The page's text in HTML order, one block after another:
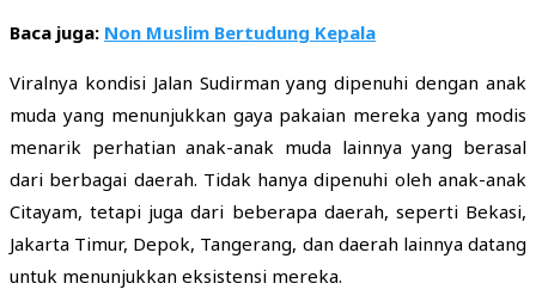
Baca juga: Non Muslim Bertudung Kepala
Viralnya kondisi Jalan Sudirman yang dipenuhi dengan anak
muda yang menunjukkan gaya pakaian mereka yang modis
menarik perhatian anak-anak muda lainnya yang berasal
dari berbagai daerah. Tidak hanya dipenuhi oleh anak-anak
Citayam, tetapi juga dari beberapa daerah, seperti Bekasi,
Jakarta Timur, Depok, Tangerang, dan daerah lainnya datang
untuk menunjukkan eksistensi mereka.